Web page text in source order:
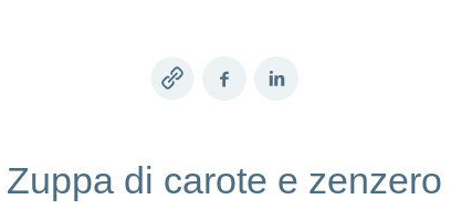
Copy
FacebookLinkedIn
Zuppa di carote e zenzero